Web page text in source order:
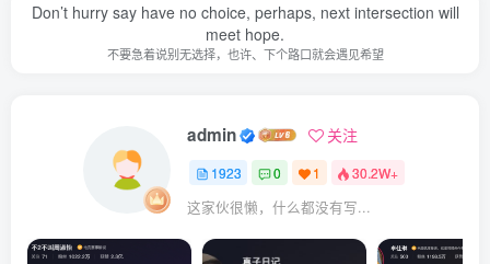
Don’t hurry say have no choice, perhaps, next intersection will
meet hope.
不要急着说别无选择，也许、下个路口就会遇见希望
admin 关注
1923 0 1 30.2W+
这家伙很懒，什么都没有写...